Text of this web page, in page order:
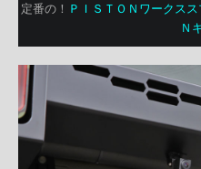
定番の！ ＰＩＳＴＯＮワークス
Ｎ